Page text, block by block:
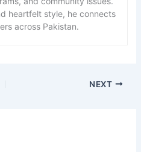
heartfelt style, he connects
across Pakistan.
NEXT